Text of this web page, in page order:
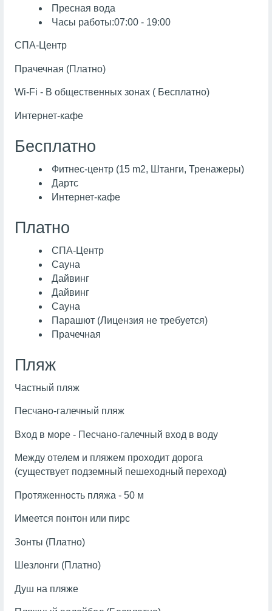
Пресная вода
Часы работы:07:00 - 19:00
СПА-Центр
Прачечная (Платно)
Wi-Fi - В общественных зонах ( Бесплатно)
Интернет-кафе
Бесплатно
Фитнес-центр (15 m2, Штанги, Тренажеры)
Дартс
Интернет-кафе
Платно
СПА-Центр
Сауна
Дайвинг
Дайвинг
Сауна
Парашют (Лицензия не требуется)
Прачечная
Пляж
Частный пляж
Песчано-галечный пляж
Вход в море - Песчано-галечный вход в воду
Между отелем и пляжем проходит дорога
(существует подземный пешеходный переход)
Протяженность пляжа - 50 м
Имеется понтон или пирс
Зонты (Платно)
Шезлонги (Платно)
Душ на пляже